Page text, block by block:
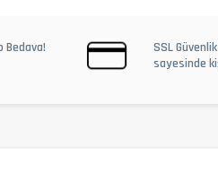
Bedava!
SSL
sayesinde